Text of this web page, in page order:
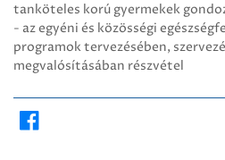
tanköteles korú gyermekek
- az egyéni és közösségi
programok tervezésében,
megvalósításában részvétel